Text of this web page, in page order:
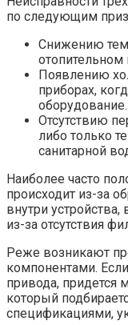
по следующим
Снижению
отопительном
Появлению
приборах,
оборудование.
Отсутствию
либо только
санитарной
Наиболее часто
происходит из-за
внутри
из-за отсутствия
Реже возникают
компонентами.
привода, придется
который
спецификациями,